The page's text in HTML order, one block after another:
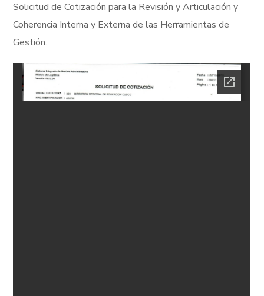
Solicitud de Cotización para la Revisión y Articulación y
Coherencia Interna y Externa de las Herramientas de
Gestión.